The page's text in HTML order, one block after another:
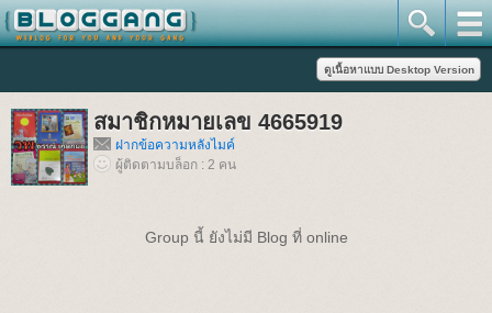
สมาชิกหมายเลข 4665919
ฝากข้อความหลังไมค์
ผู้ติดตามบล็อก : 2 คน
Group นี้ ยังไม่มี Blog ที่ online